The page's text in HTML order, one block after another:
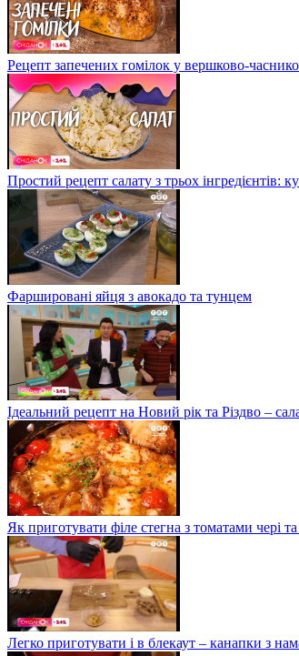
Рецепт запечених гомілок у вершково-
Простий рецепт салату з трьох інгредієнтів:
Фаршировані яйця з авокадо та тунцем
Ідеальний рецепт на Новий рік та Різдво –
Як приготувати філе стегна з томатами чері
Легко приготувати і в блекаут – канапки з